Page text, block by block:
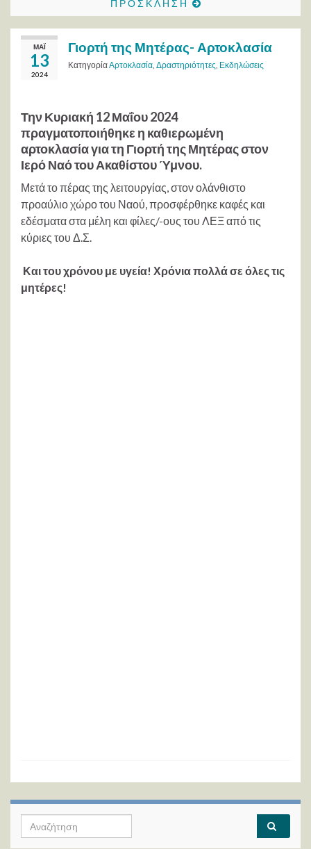
Π Ρ Ο Σ Κ Λ Η Σ Η
ΜΆΙ
13
2024
Γιορτή της Μητέρας- Αρτοκλασία
ΚατηγορίαΑρτοκλασία, Δραστηριότητες, Εκδηλώσεις
Την Κυριακή 12 Μαΐου 2024
πραγματοποιήθηκε η καθιερωμένη
αρτοκλασία για τη Γιορτή της Μητέρας στον
Ιερό Ναό του Ακαθίστου Ύμνου.
Μετά το πέρας της λειτουργίας, στον ολάνθιστο
προαύλιο χώρο του Ναού, προσφέρθηκε καφές και
εδέσματα στα μέλη και φίλες/-ους του ΛΕΞ από τις
κύριες του Δ.Σ.
Και του χρόνου με υγεία! Χρόνια πολλά σε όλες τις
μητέρες!
Search for: